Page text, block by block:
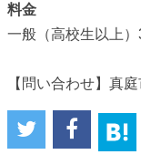
料金
一般（高校生以上
【問い合わせ】真